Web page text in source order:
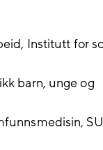
Institutt for
barn, unge og